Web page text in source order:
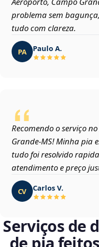
problema sem
tudo com clareza.
PA Paulo A.
Recomendo o serviço
Grande‑MS! Minha pia
tudo foi resolvido
atendimento e preço
CV Carlos V.
Serviços de